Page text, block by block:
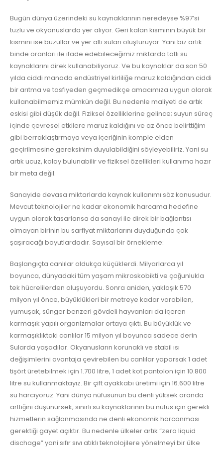
Bugün dünya üzerindeki su kaynaklarının neredeyse %97’si
tuzlu ve okyanuslarda yer alıyor. Geri kalan kısmının büyük bir
kısmını ise buzullar ve yer altı suları oluşturuyor. Yani biz artık
binde oranları ile ifade edebileceğimiz miktarda tatlı su
kaynaklarını direk kullanabiliyoruz. Ve bu kaynaklar da son 50
yılda ciddi manada endüstriyel kirliliğe maruz kaldığından ciddi
bir arıtma ve tasfiyeden geçmedikçe amacımıza uygun olarak
kullanabilmemiz mümkün değil. Bu nedenle maliyeti de artık
eskisi gibi düşük değil. Fiziksel özelliklerine gelince; suyun süreç
içinde çevresel etkilere maruz kaldığını ve az önce belirttiğim
gibi berraklaştırmaya veya içeriğinin komple elden
geçirilmesine gereksinim duyulabildiğini söyleyebiliriz. Yani su
artık ucuz, kolay bulunabilir ve fiziksel özellikleri kullanıma hazır
bir meta değil.
Sanayide devasa miktarlarda kaynak kullanımı söz konusudur.
Mevcut teknolojiler ne kadar ekonomik harcama hedefine
uygun olarak tasarlansa da sanayi ile direk bir bağlantısı
olmayan birinin bu sarfiyat miktarlarını duyduğunda çok
şaşıracağı boyutlardadır. Sayısal bir örnekleme:
Başlangıçta canlılar oldukça küçüklerdi. Milyarlarca yıl
boyunca, dünyadaki tüm yaşam mikroskobikti ve çoğunlukla
tek hücrelilerden oluşuyordu. Sonra aniden, yaklaşık 570
milyon yıl önce, büyüklükleri bir metreye kadar varabilen,
yumuşak, sünger benzeri gövdeli hayvanları da içeren
karmaşık yapılı organizmalar ortaya çıktı. Bu büyüklük ve
karmaşıklıktaki canlılar 15 milyon yıl boyunca sadece derin
Sularda yaşadılar. Okyanusların korunaklı ve stabil ısı
değişimlerini avantaja çevirebilen bu canlılaryaparsak 1 adet
tişört üretebilmek için 1.700 litre, 1 adet kot pantolon için 10.800
litre su kullanmaktayız. Bir çift ayakkabı üretimi için 16.600 litre
su harcıyoruz. Yani dünya nüfusunun bu denli yüksek oranda
arttığını düşünürsek, sınırlı su kaynaklarının bu nüfus için gerekli
hizmetlerin sağlanmasında ne denli ekonomik harcanması
gerektiği gayet açıktır. Bu nedenle ülkeler artık “zero liquid
dischage” yani sıfır sıvı atıklı teknolojilere yönelmeyi bir ülke